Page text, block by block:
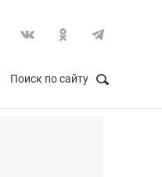
Поиск по сайту